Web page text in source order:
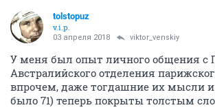
tolstopuz
v.i.p.
03 апреля 2018 viktor_venskiy
У меня был опыт личного общения с
Австралийского отделения
впрочем, даже тогдашние их мысли
было 71) теперь покрыты толстым